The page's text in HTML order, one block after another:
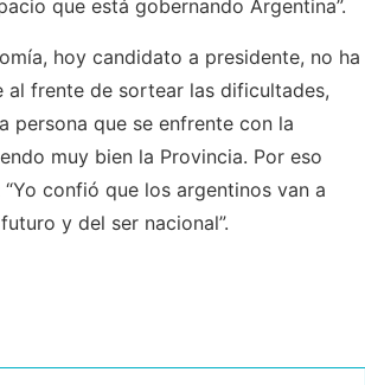
que está gobernando Argentina”.
hoy candidato a presidente, no ha
al frente de sortear las dificultades,
persona que se enfrente con la
muy bien la Provincia. Por eso
confió que los argentinos van a
y del ser nacional”.